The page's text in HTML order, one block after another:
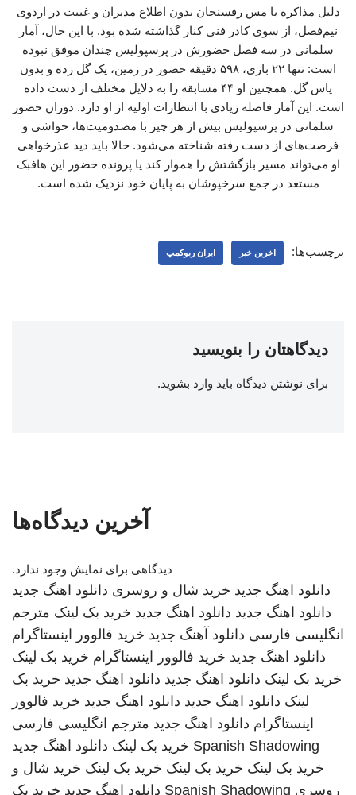
دلیل مذاکره با مس رفسنجان بدون اطلاع مدیران و غیبت در اردوی
نیم‌فصل، از سوی کادر فنی کنار گذاشته شده بود. با این حال، آمار
سلمانی در سه فصل حضورش در پرسپولیس چندان موفق نبوده
است: تنها ۲۲ بازی، ۵۹۸ دقیقه حضور در زمین، یک گل زده و بدون
پاس گل. همچنین او ۴۴ مسابقه را به دلایل مختلف از دست داده
است. این آمار فاصله زیادی با انتظارات اولیه از او دارد. دوران حضور
سلمانی در پرسپولیس بیش از هر چیز با مصدومیت‌ها، حواشی و
فرصت‌های از دست رفته شناخته می‌شود. حالا باید دید عذرخواهی
او می‌تواند مسیر بازگشتش را هموار کند یا پرونده حضور این هافبک
مستعد در جمع سرخپوشان به پایان خود نزدیک شده است.
برچسب‌ها: اخرین خبر ایران ربوکمپ
دیدگاهتان را بنویسید
برای نوشتن دیدگاه باید وارد بشوید.
آخرین دیدگاه‌ها
دیدگاهی برای نمایش وجود ندارد.
دانلود اهنگ جدید خرید شال و روسری دانلود اهنگ جدید
دانلود اهنگ جدید دانلود اهنگ جدید خرید بک لینک مترجم
انگلیسی فارسی دانلود آهنگ جدید خرید فالوور اینستاگرام
دانلود اهنگ جدید خرید فالوور اینستاگرام خرید بک لینک
خرید بک لینک دانلود اهنگ جدید دانلود اهنگ جدید خرید بک
لینک دانلود اهنگ جدید دانلود اهنگ جدید خرید فالوور
اینستاگرام دانلود اهنگ جدید مترجم انگلیسی فارسی
Spanish Shadowing خرید بک لینک دانلود اهنگ جدید
خرید بک لینک خرید بک لینک خرید بک لینک خرید شال و
روسری Spanish Shadowing دانلود اهنگ جدید خرید بک